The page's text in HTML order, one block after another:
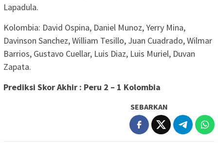
Lapadula.
Kolombia: David Ospina, Daniel Munoz, Yerry Mina,
Davinson Sanchez, William Tesillo, Juan Cuadrado, Wilmar
Barrios, Gustavo Cuellar, Luis Diaz, Luis Muriel, Duvan
Zapata.
Prediksi Skor Akhir : Peru 2 – 1 Kolombia
SEBARKAN